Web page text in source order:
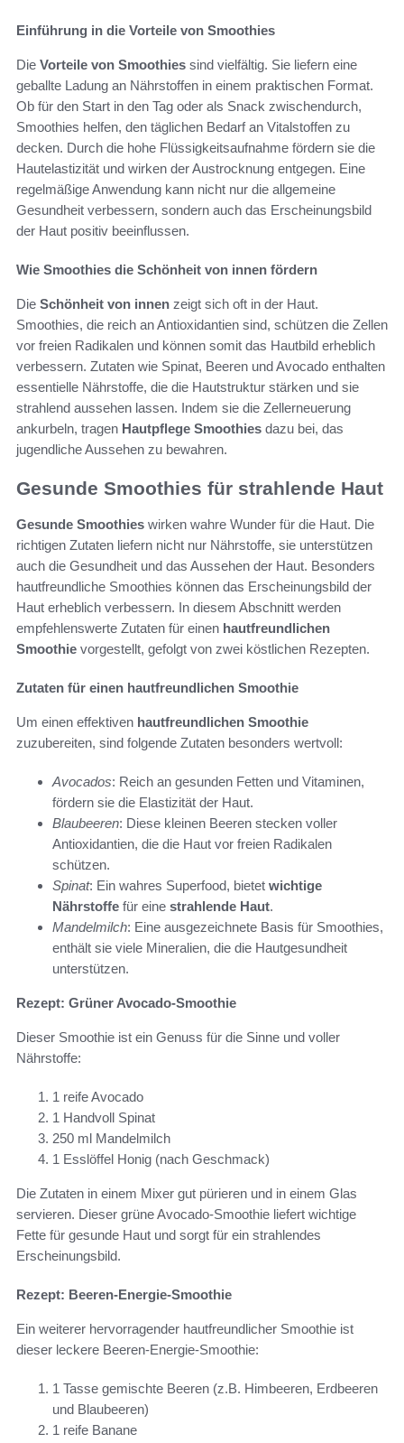
Einführung in die Vorteile von Smoothies
Die Vorteile von Smoothies sind vielfältig. Sie liefern eine
geballte Ladung an Nährstoffen in einem praktischen Format.
Ob für den Start in den Tag oder als Snack zwischendurch,
Smoothies helfen, den täglichen Bedarf an Vitalstoffen zu
decken. Durch die hohe Flüssigkeitsaufnahme fördern sie die
Hautelastizität und wirken der Austrocknung entgegen. Eine
regelmäßige Anwendung kann nicht nur die allgemeine
Gesundheit verbessern, sondern auch das Erscheinungsbild
der Haut positiv beeinflussen.
Wie Smoothies die Schönheit von innen fördern
Die Schönheit von innen zeigt sich oft in der Haut.
Smoothies, die reich an Antioxidantien sind, schützen die Zellen
vor freien Radikalen und können somit das Hautbild erheblich
verbessern. Zutaten wie Spinat, Beeren und Avocado enthalten
essentielle Nährstoffe, die die Hautstruktur stärken und sie
strahlend aussehen lassen. Indem sie die Zellerneuerung
ankurbeln, tragen Hautpflege Smoothies dazu bei, das
jugendliche Aussehen zu bewahren.
Gesunde Smoothies für strahlende Haut
Gesunde Smoothies wirken wahre Wunder für die Haut. Die
richtigen Zutaten liefern nicht nur Nährstoffe, sie unterstützen
auch die Gesundheit und das Aussehen der Haut. Besonders
hautfreundliche Smoothies können das Erscheinungsbild der
Haut erheblich verbessern. In diesem Abschnitt werden
empfehlenswerte Zutaten für einen hautfreundlichen
Smoothie vorgestellt, gefolgt von zwei köstlichen Rezepten.
Zutaten für einen hautfreundlichen Smoothie
Um einen effektiven hautfreundlichen Smoothie
zuzubereiten, sind folgende Zutaten besonders wertvoll:
Avocados: Reich an gesunden Fetten und Vitaminen,
fördern sie die Elastizität der Haut.
Blaubeeren: Diese kleinen Beeren stecken voller
Antioxidantien, die die Haut vor freien Radikalen
schützen.
Spinat: Ein wahres Superfood, bietet wichtige
Nährstoffe für eine strahlende Haut.
Mandelmilch: Eine ausgezeichnete Basis für Smoothies,
enthält sie viele Mineralien, die die Hautgesundheit
unterstützen.
Rezept: Grüner Avocado-Smoothie
Dieser Smoothie ist ein Genuss für die Sinne und voller
Nährstoffe:
1 reife Avocado
1 Handvoll Spinat
250 ml Mandelmilch
1 Esslöffel Honig (nach Geschmack)
Die Zutaten in einem Mixer gut pürieren und in einem Glas
servieren. Dieser grüne Avocado-Smoothie liefert wichtige
Fette für gesunde Haut und sorgt für ein strahlendes
Erscheinungsbild.
Rezept: Beeren-Energie-Smoothie
Ein weiterer hervorragender hautfreundlicher Smoothie ist
dieser leckere Beeren-Energie-Smoothie:
1 Tasse gemischte Beeren (z.B. Himbeeren, Erdbeeren
und Blaubeeren)
1 reife Banane